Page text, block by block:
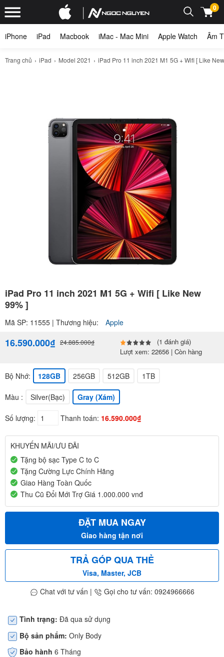
0
iPhone iPad Macbook iMac - Mac Mini Apple Watch Âm
Trang chủ iPad Model 2021 iPad Pro 11 inch 2021 M1 5G + Wifi [ Like
iPad Pro 11 inch 2021 M1 5G + Wifi [ Like New
99% ]
Mã SP: 11555 | Thương hiệu: Apple
16.590.000₫ 24.885.000₫
(1 đánh giá)
Lượt xem: 22656 | Còn hàng
Bộ Nhớ: 128GB 256GB 512GB 1TB
Màu : Silver(Bạc) Gray (Xám)
Số lượng: Thanh toán: 16.590.000₫
KHUYẾN MÃI/ƯU ĐÃI
Tặng bộ sạc Type C to C
Tặng Cường Lực Chính Hãng
Giao Hàng Toàn Quốc
Thu Cũ Đổi Mới Trợ Giá 1.000.000 vnđ
ĐẶT MUA NGAY
Giao hàng tận nơi
TRẢ GÓP QUA THẺ
Visa, Master, JCB
Chat với tư vấn | Gọi cho tư vấn: 0924966666
Tình trạng: Đã qua sử dụng
Bộ sản phẩm: Only Body
Bảo hành 6 Tháng